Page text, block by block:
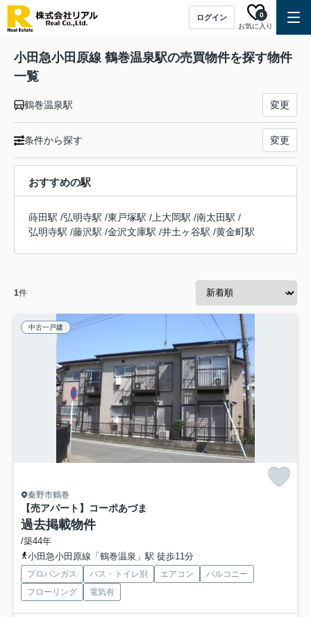
ログイン
お気に入り
0
小田急小田原線 鶴巻温泉駅の売買物件を探す物件
一覧
鶴巻温泉駅 変更
条件から探す 変更
おすすめの駅
蒔田駅 /弘明寺駅 /東戸塚駅 / 上大岡駅 /南太田駅 /
弘明寺駅 /藤沢駅 /金沢文庫駅 /井土ヶ谷駅 /黄金町駅
1件
中古一戸建
秦野市鶴巻
【売アパート】コーポあづま
過去掲載物件
/築44年
小田急小田原線「鶴巻温泉」駅 徒歩11分
プロパンガス バス・トイレ別 エアコン
バルコニー
フローリング
電気有